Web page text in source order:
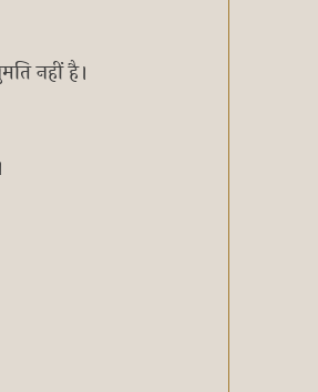
नहीं है।